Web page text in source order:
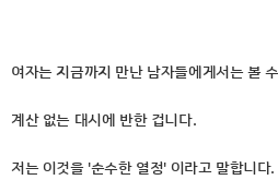
여자는 지금까지 만난 남자들에게서는 볼
계산 없는 대시에 반한 겁니다.
저는 이것을 '순수한 열정' 이라고 말합니다.